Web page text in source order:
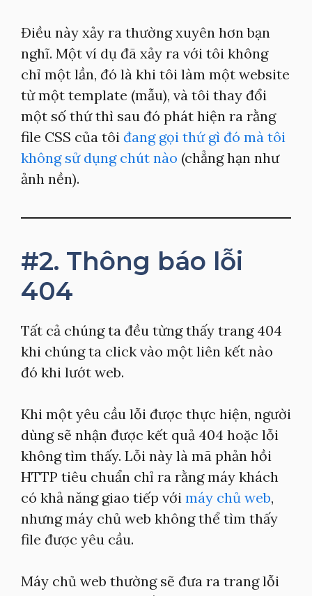
Điều này xảy ra thường xuyên hơn bạn
nghĩ. Một ví dụ đã xảy ra với tôi không
chỉ một lần, đó là khi tôi làm một website
từ một template (mẫu), và tôi thay đổi
một số thứ thì sau đó phát hiện ra rằng
file CSS của tôi đang gọi thứ gì đó mà tôi
không sử dụng chút nào (chẳng hạn như
ảnh nền).
#2. Thông báo lỗi
404
Tất cả chúng ta đều từng thấy trang 404
khi chúng ta click vào một liên kết nào
đó khi lướt web.
Khi một yêu cầu lỗi được thực hiện, người
dùng sẽ nhận được kết quả 404 hoặc lỗi
không tìm thấy. Lỗi này là mã phản hồi
HTTP tiêu chuẩn chỉ ra rằng máy khách
có khả năng giao tiếp với máy chủ web,
nhưng máy chủ web không thể tìm thấy
file được yêu cầu.
Máy chủ web thường sẽ đưa ra trang lỗi